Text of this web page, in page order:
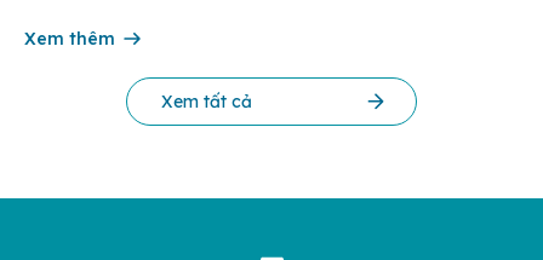
cứu Phát triển Doanh nghiệp Châu Á […]
Xem thêm
Xem tất cả